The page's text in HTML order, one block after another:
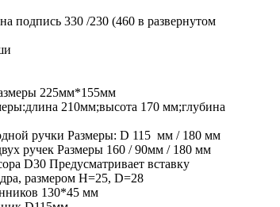
подпись 330 /230 (460 в развернутом
225мм*155мм
210мм;высота 170 мм;глубина
ручки Размеры: D 115 мм / 180 мм
ручек Размеры 160 / 90мм / 180 мм
D30 Предусматривает вставку
размером H=25, D=28
130*45 мм